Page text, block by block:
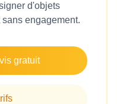
d'objets
engagement.
gratuit